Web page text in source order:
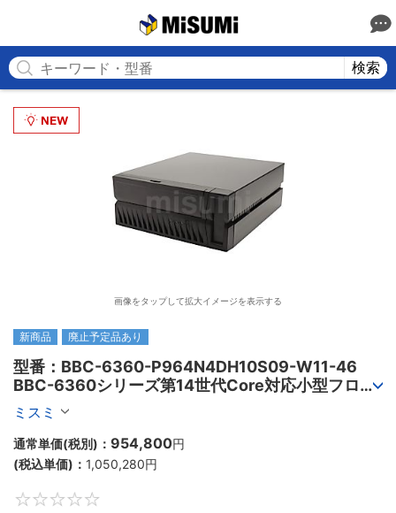
検索
画像をタップして拡大イメージを表示する
新商品 廃止予定品あり
型番：BBC-6360-P964N4DH10S09-W11-46
BBC-6360シリーズ第14世代Core対応小型フロア
マウント2PCIe
ミスミ
通常単価(税別)： 954,800円
(税込単価)： 1,050,280円